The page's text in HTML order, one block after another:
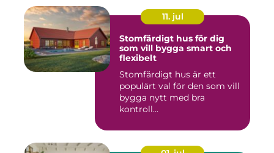
11. jul
Stomfärdigt hus för dig
som vill bygga smart och
flexibelt
Stomfärdigt hus är ett
populärt val för den som vill
bygga nytt med bra
kontroll...